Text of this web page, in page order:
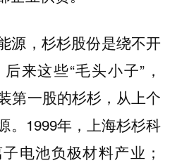
源，杉杉股份是绕不开
来这些“毛头小子”，
第一股的杉杉，从上个
。1999年，上海杉杉科
电池负极材料产业；